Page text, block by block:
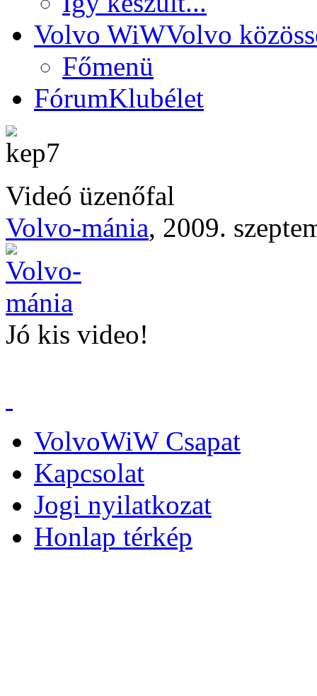
Volvo WiWVolvo
Főmenü
FórumKlubélet
Videó üzenőfal
Volvo-mánia, 2009.
Jó kis video!
VolvoWiW Csapat
Kapcsolat
Jogi nyilatkozat
Honlap térkép